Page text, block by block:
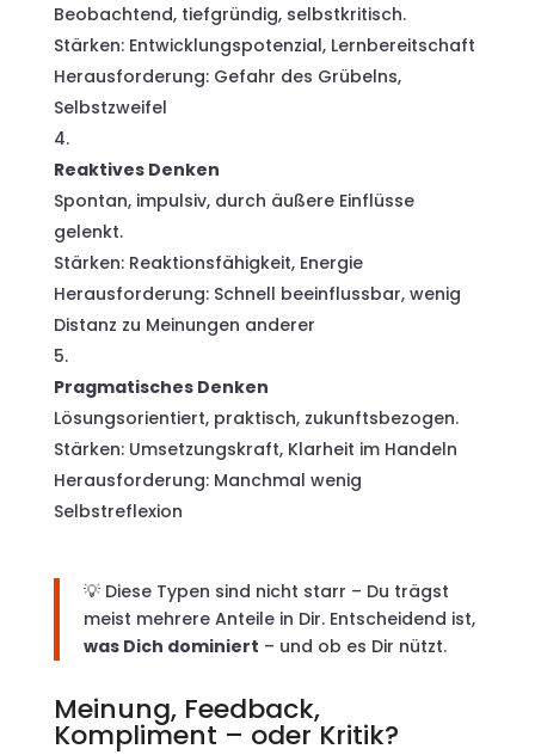
Beobachtend, tiefgründig, selbstkritisch.
Stärken: Entwicklungspotenzial, Lernbereitschaft
Herausforderung: Gefahr des Grübelns,
Selbstzweifel
Reaktives Denken
Spontan, impulsiv, durch äußere Einflüsse
gelenkt.
Stärken: Reaktionsfähigkeit, Energie
Herausforderung: Schnell beeinflussbar, wenig
Distanz zu Meinungen anderer
Pragmatisches Denken
Lösungsorientiert, praktisch, zukunftsbezogen.
Stärken: Umsetzungskraft, Klarheit im Handeln
Herausforderung: Manchmal wenig
Selbstreflexion
💡 Diese Typen sind nicht starr – Du trägst
meist mehrere Anteile in Dir. Entscheidend ist,
was Dich dominiert – und ob es Dir nützt.
Meinung, Feedback,
Kompliment – oder Kritik?